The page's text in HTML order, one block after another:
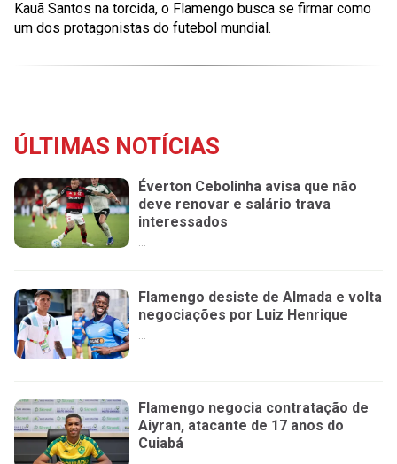
Kauã Santos na torcida, o Flamengo busca se firmar como
um dos protagonistas do futebol mundial.
ÚLTIMAS NOTÍCIAS
Éverton Cebolinha avisa que não
deve renovar e salário trava
interessados
...
Flamengo desiste de Almada e volta
negociações por Luiz Henrique
...
Flamengo negocia contratação de
Aiyran, atacante de 17 anos do
Cuiabá